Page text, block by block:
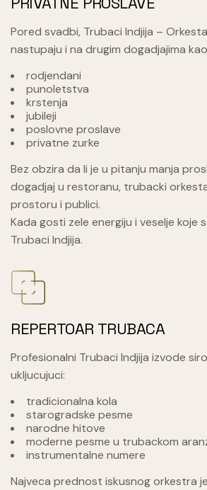
Pored svadbi, Trubaci Indjija –
nastupaju i na drugim dogadjajima
rodjendani
punoletstva
krstenja
jubileji
poslovne proslave
privatne zurke
Bez obzira da li je u pitanju manja
dogadjaj u restoranu, trubacki
prostoru i publici.
Kada gosti zele energiju i veselje koje
Trubaci Indjija.
REPERTOAR TRUBACA
Profesionalni Trubaci Indjija izvode
ukljucujuci:
tradicionalna kola
starogradske pesme
narodne hitove
moderne pesme u trubackom
instrumentalne numere
Najveca prednost iskusnog orkestra